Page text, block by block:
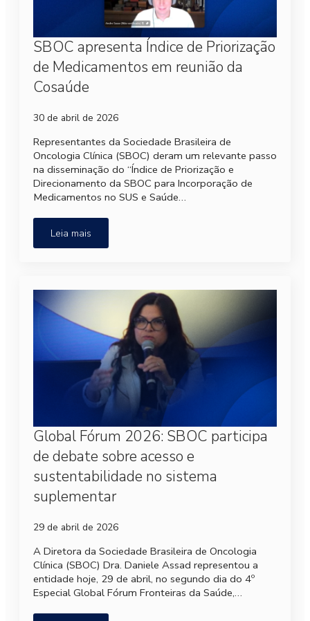
SBOC apresenta Índice de Priorização
de Medicamentos em reunião da
Cosaúde
30 de abril de 2026
Representantes da Sociedade Brasileira de
Oncologia Clínica (SBOC) deram um relevante passo
na disseminação do “Índice de Priorização e
Direcionamento da SBOC para Incorporação de
Medicamentos no SUS e Saúde…
Leia mais
Global Fórum 2026: SBOC participa
de debate sobre acesso e
sustentabilidade no sistema
suplementar
29 de abril de 2026
A Diretora da Sociedade Brasileira de Oncologia
Clínica (SBOC) Dra. Daniele Assad representou a
entidade hoje, 29 de abril, no segundo dia do 4º
Especial Global Fórum Fronteiras da Saúde,…